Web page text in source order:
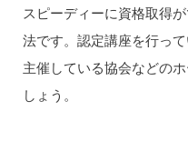
スピーディーに資格取得
法です。認定講座を行っ
主催している協会などの
しょう。